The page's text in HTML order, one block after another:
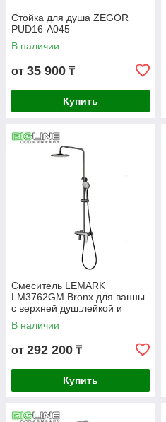
Стойка для душа ZEGOR
PUD16-A045
В наличии
от 35 900 ₸
Купить
Смеситель LEMARK
LM3762GM Bronx для ванны
с верхней душ.лейкой и
поворотным изливом, графит
В наличии
от 292 200 ₸
Купить